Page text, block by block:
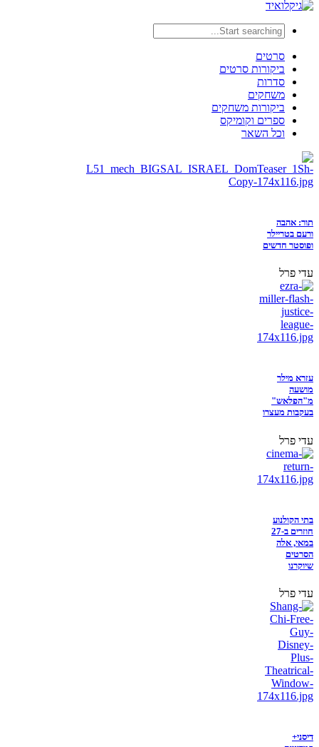
סרטים
ביקורות סרטים
סדרות
משחקים
ביקורות משחקים
ספרים וקומיקס
וכל השאר
תור: אהבה
ורעם בטריילר
ופוסטר חדשים
עדי פרל
עזרא מילר
מושעה
מ"הפלאש"
בעקבות מעצרו
עדי פרל
בתי הקולנוע
חוזרים ב-27
במאי, אלה
הסרטים
שיוקרנו
עדי פרל
דיסני+